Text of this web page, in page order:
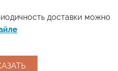
доставки можно